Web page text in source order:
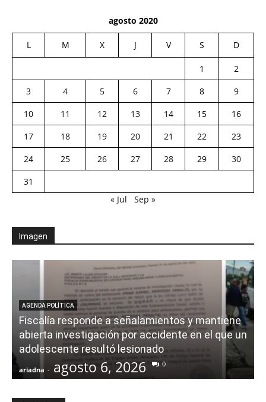
agosto 2020
L M X J V S D
1
2
3
4 5 6 7 8
9
10
11 12 13 14 15
16
17
18 19 20 21 22
23
24
25 26 27 28 29
30
31
« Jul
Sep »
Imagen
AGENDA POLÍTICA
Fiscalía responde a señalamientos y mantiene
abierta investigación por accidente en el que un
adolescente resultó lesionado
ariadna - agosto 6, 2026 0